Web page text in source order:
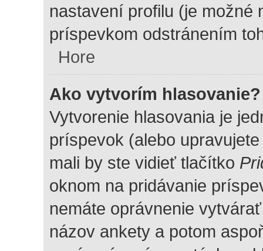
nastavení profilu (je možné
príspevkom odstránením
Hore
Ako vytvorím hlasovanie?
Vytvorenie hlasovania je
príspevok (alebo
mali by ste vidieť tlačítko
oknom na pridávanie
nemáte oprávnenie
názov ankety a potom